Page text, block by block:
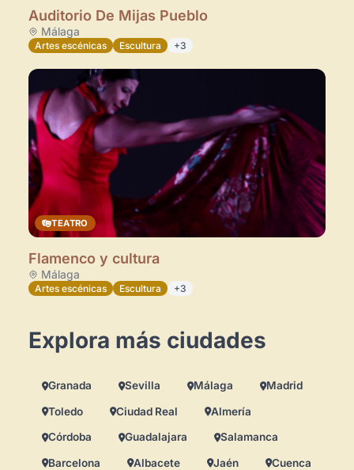
Auditorio De Mijas Pueblo
Málaga
Artes escénicas Escultura +3
TEATRO
Flamenco y cultura
Málaga
Artes escénicas Escultura +3
Explora más ciudades
Granada Sevilla Málaga Madrid
Toledo Ciudad Real Almería
Córdoba Guadalajara Salamanca
Barcelona Albacete Jaén Cuenca